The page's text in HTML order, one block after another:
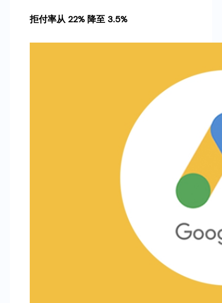
拒付率从 22% 降至 3.5%